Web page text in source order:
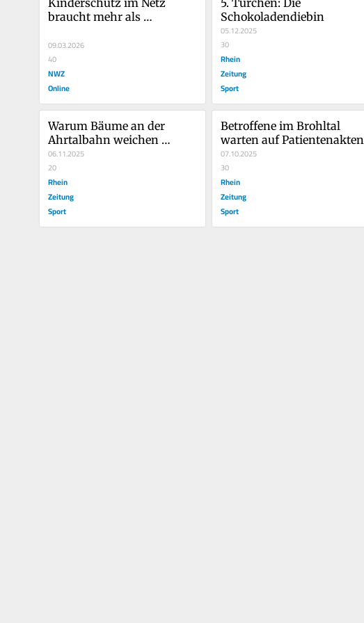
braucht mehr als
09.03.2026
40
NWZ
Online
Schokoladendiebin
05.12.2025
30
Rhein
Zeitung
Sport
Warum Bäume an der
Ahrtalbahn weichen
mussten
06.11.2025
20
Rhein
Zeitung
Sport
Betroffene im Brohltal
warten auf Patientenakten
07.10.2025
30
Rhein
Zeitung
Sport